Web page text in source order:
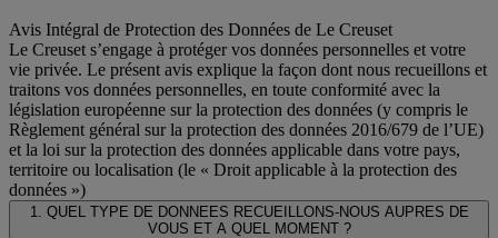
Avis Intégral de Protection des Données de Le Creuset
Le Creuset s’engage à protéger vos données personnelles et votre
vie privée. Le présent avis explique la façon dont nous recueillons et
traitons vos données personnelles, en toute conformité avec la
législation européenne sur la protection des données (y compris le
Règlement général sur la protection des données 2016/679 de l’UE)
et la loi sur la protection des données applicable dans votre pays,
territoire ou localisation (le « Droit applicable à la protection des
données »)
1. QUEL TYPE DE DONNEES RECUEILLONS-NOUS AUPRES DE
VOUS ET A QUEL MOMENT ?